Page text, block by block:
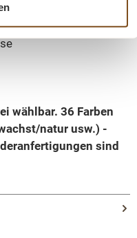
wählbar. 36 Farben
natur usw.) -
sind